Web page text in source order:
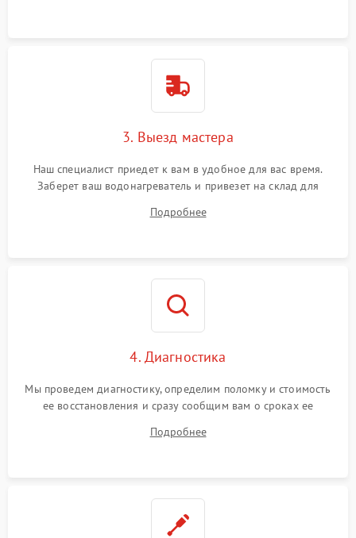
3. Выезд мастера
Наш специалист приедет к вам в удобное для вас время.
Заберет ваш водонагреватель и привезет на склад для
Подробнее
4. Диагностика
Мы проведем диагностику, определим поломку и стоимость
ее восстановления и сразу сообщим вам о сроках ее
Подробнее